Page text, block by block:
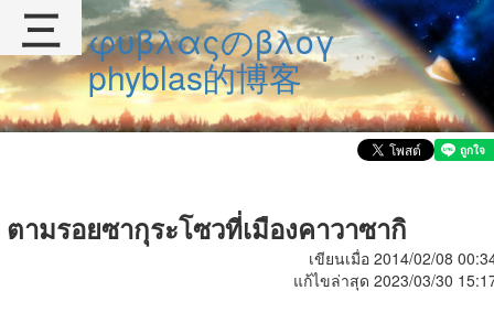
φυβλαςのβλογ
phyblas的博客
ตามรอยซากุระโซวที่เมืองคาวาซากิ
เขียนเมื่อ 2014/02/08
แก้ไขล่าสุด 2023/03/30
三